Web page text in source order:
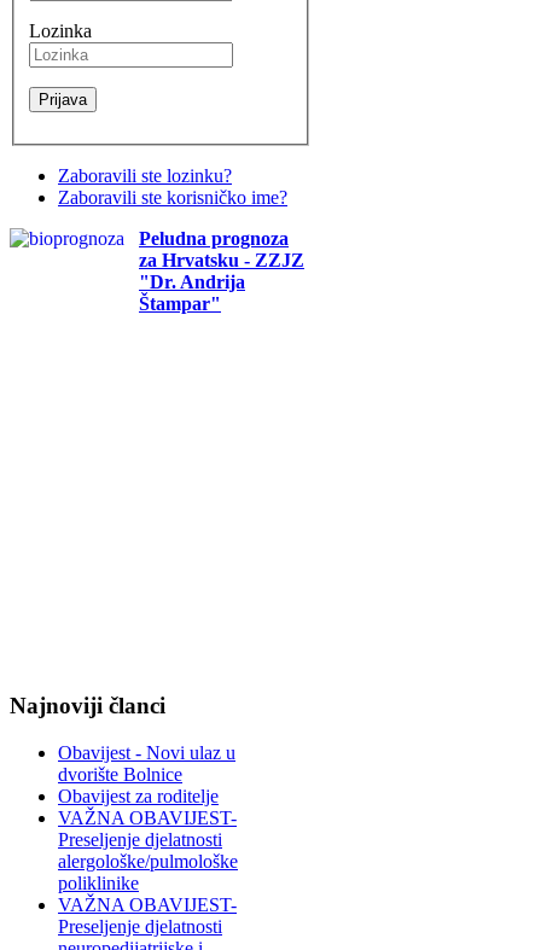
Lozinka
Zaboravili ste lozinku?
Zaboravili ste korisničko ime?
Peludna prognoza
za Hrvatsku - ZZJZ
"Dr. Andrija
Štampar"
Najnoviji članci
Obavijest - Novi ulaz u
dvorište Bolnice
Obavijest za roditelje
VAŽNA OBAVIJEST-
Preseljenje djelatnosti
alergološke/pulmološke
poliklinike
VAŽNA OBAVIJEST-
Preseljenje djelatnosti